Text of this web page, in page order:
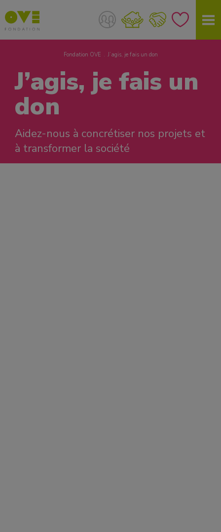
Fondation OVE J’agis, je fais un don
J’agis, je fais un
don
Aidez-nous à concrétiser nos projets et
à transformer la société